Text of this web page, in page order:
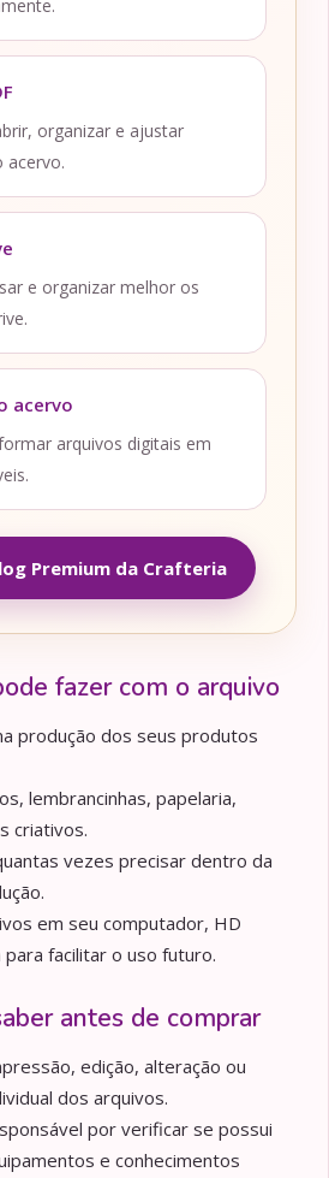
organizar e ajustar
acervo.
e organizar melhor os
acervo
arquivos digitais em
Premium da Crafteria
fazer com o arquivo
produção dos seus produtos
lembrancinhas, papelaria,
criativos.
vezes precisar dentro da
em seu computador, HD
facilitar o uso futuro.
antes de comprar
edição, alteração ou
dos arquivos.
por verificar se possui
e conhecimentos